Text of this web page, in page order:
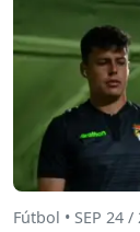
Fútbol • SEP 24 /